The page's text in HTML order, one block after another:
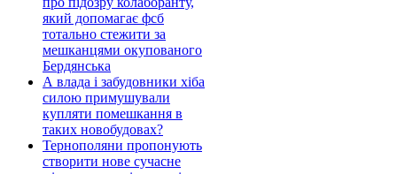
який допомагає фсб
тотально стежити за
мешканцями окупованого
Бердянська
А влада і забудовники хіба
силою примушували
купляти помешкання в
таких новобудовах?
Тернополяни пропонують
створити нове сучасне